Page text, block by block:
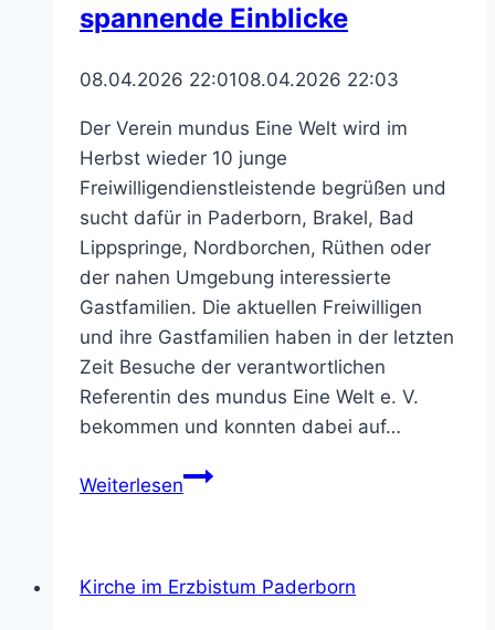
spannende Einblicke
08.04.2026 22:0108.04.2026 22:03
Der Verein mundus Eine Welt wird im
Herbst wieder 10 junge
Freiwilligendienstleistende begrüßen und
sucht dafür in Paderborn, Brakel, Bad
Lippspringe, Nordborchen, Rüthen oder
der nahen Umgebung interessierte
Gastfamilien. Die aktuellen Freiwilligen
und ihre Gastfamilien haben in der letzten
Zeit Besuche der verantwortlichen
Referentin des mundus Eine Welt e. V.
bekommen und konnten dabei auf…
WeiterlesenGastfamilien
gesucht
Kirche im Erzbistum Paderborn